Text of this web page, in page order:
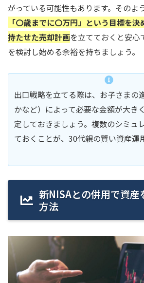
がっている可能性もあります。そのよ
「〇歳までに〇万円」という目標を
持たせた売却計画を立てておくと安心
を検討し始める余裕を持ちましょう。
出口戦略を立てる際は、お子さまの
かなど）によって必要な金額が大き
定しておきましょう。複数のシミュ
ておくことが、30代親の賢い資産運
新NISAとの併用で資産
方法